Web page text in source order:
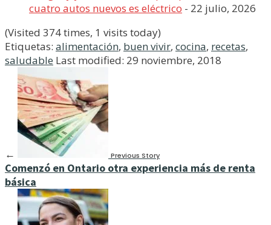
cuatro autos nuevos es eléctrico - 22 julio, 2026
(Visited 374 times, 1 visits today)
Etiquetas: alimentación, buen vivir, cocina, recetas,
saludable Last modified: 29 noviembre, 2018
← Previous Story
Comenzó en Ontario otra experiencia más de renta
básica